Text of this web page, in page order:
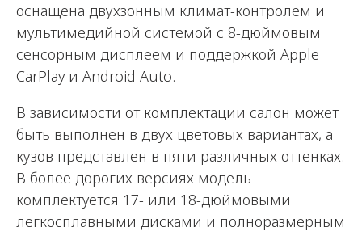
оснащена двухзонным климат-контролем и
мультимедийной системой с 8-дюймовым
сенсорным дисплеем и поддержкой Apple
CarPlay и Android Auto.
В зависимости от комплектации салон может
быть выполнен в двух цветовых вариантах, а
кузов представлен в пяти различных оттенках.
В более дорогих версиях модель
комплектуется 17- или 18-дюймовыми
легкосплавными дисками и полноразмерным